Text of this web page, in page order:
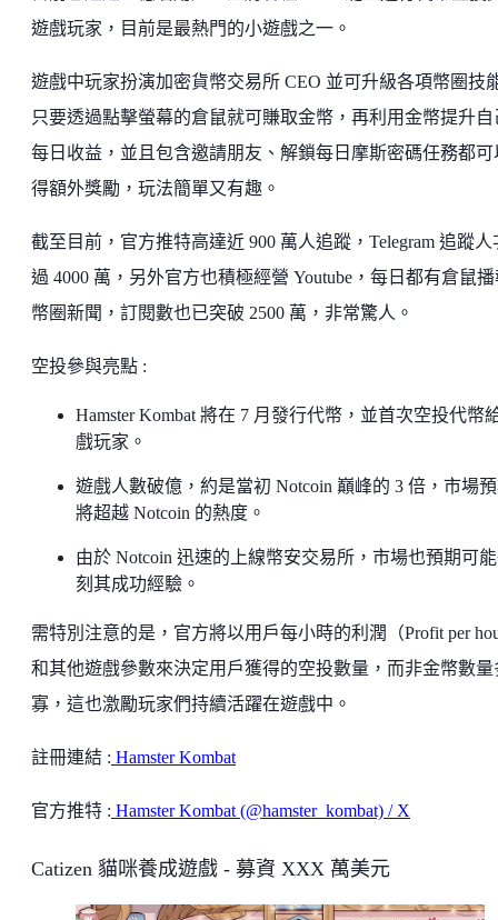
遊戲玩家，目前是最熱門的小遊戲之一。
遊戲中玩家扮演加密貨幣交易所 CEO 並可升級各項幣圈技
只要透過點擊螢幕的倉鼠就可賺取金幣，再利用金幣提升自
每日收益，並且包含邀請朋友、解鎖每日摩斯密碼任務都可
得額外獎勵，玩法簡單又有趣。
截至目前，官方推特高達近 900 萬人追蹤，Telegram 追蹤人
過 4000 萬，另外官方也積極經營 Youtube，每日都有倉鼠
幣圈新聞，訂閱數也已突破 2500 萬，非常驚人。
空投參與亮點 :
Hamster Kombat 將在 7 月發行代幣，並首次空投代幣
戲玩家。
遊戲人數破億，約是當初 Notcoin 巔峰的 3 倍，市場
將超越 Notcoin 的熱度。
由於 Notcoin 迅速的上線幣安交易所，市場也預期可
刻其成功經驗。
需特別注意的是，官方將以用戶每小時的利潤（Profit per
和其他遊戲參數來決定用戶獲得的空投數量，而非金幣數量
寡，這也激勵玩家們持續活躍在遊戲中。
註冊連結 : Hamster Kombat
官方推特 : Hamster Kombat (@hamster_kombat) / X
Catizen 貓咪養成遊戲 - 募資 XXX 萬美元